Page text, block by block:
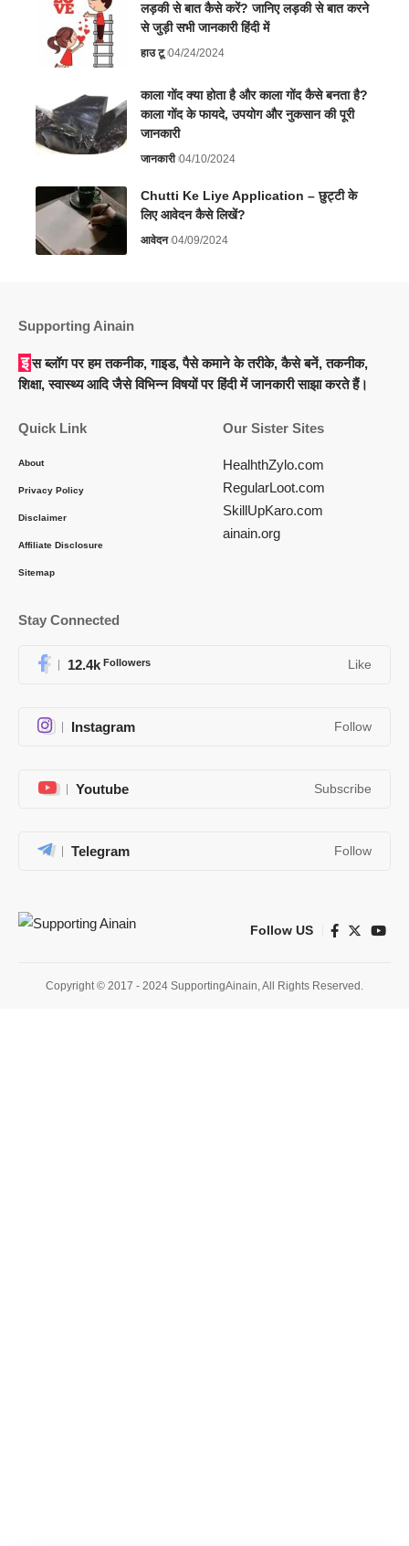
लड़की से बात कैसे करें? जानिए लड़की से बात करने
से जुड़ी सभी जानकारी हिंदी में
हाउ टू 04/24/2024
काला गोंद क्या होता है और काला गोंद कैसे बनता है?
काला गोंद के फायदे, उपयोग और नुकसान की पूरी
जानकारी
जानकारी 04/10/2024
Chutti Ke Liye Application – छुट्टी के
लिए आवेदन कैसे लिखें?
आवेदन 04/09/2024
Supporting Ainain
इस ब्लॉग पर हम तकनीक, गाइड, पैसे कमाने के तरीके, कैसे बनें, तकनीक,
शिक्षा, स्वास्थ्य आदि जैसे विभिन्न विषयों पर हिंदी में जानकारी साझा करते हैं।
Quick Link
About
Privacy Policy
Disclaimer
Affiliate Disclosure
Sitemap
Our Sister Sites
HealhthZylo.com
RegularLoot.com
SkillUpKaro.com
ainain.org
Stay Connected
12.4k Followers Like
Instagram Follow
Youtube Subscribe
Telegram Follow
Follow US
Copyright © 2017 - 2024 SupportingAinain, All Rights Reserved.